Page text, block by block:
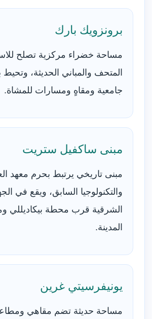
برونزويك بارك
مساحة خضراء مركزية تصلح
المتحف والمباني الحديثة، وتحيط
جامعية ومقاهٍ ومسارات للمشاة.
مبنى ساكفيل ستريت
مبنى تاريخي يرتبط بحرم معهد
والتكنولوجيا السابق، ويقع في
الشرقية قرب محطة بيكاديللي
المدينة.
يونيفرسيتي غرين
مساحة حديثة تضم مقاهي